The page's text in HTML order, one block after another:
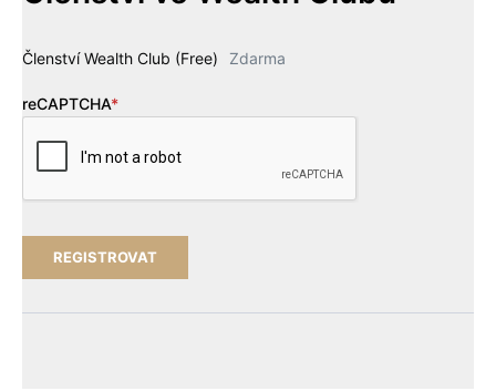
Členství Wealth Club (Free) Zdarma
reCAPTCHA*